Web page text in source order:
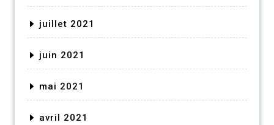
juillet 2021
juin 2021
mai 2021
avril 2021